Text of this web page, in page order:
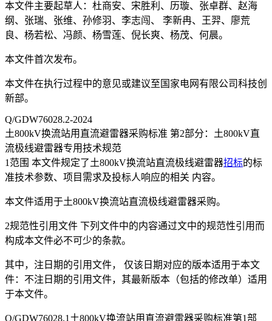
本文件主要起草人：杜商安、宋胜利、历璇、张卓群、赵海
纲、张瑞、张维、孙修羽、李志闯、 李新冉、王羿、廖荒
良、杨若松、冯颜、杨雪莲、倪长爽、杨茂、何晨。
本文件首次发布。
本文件在执行过程中的意见或建议至国家电网有限公司科技创
新部。
Q/GDW76028.2-2024
土800kV换流站用直流避雷器采购标准 第2部分：土800kV直
流极线避雷器专用技术规范
1范围 本文件规定了土800kV换流站直流极线避雷器招标的标
准技术参数、项目需求及投标人响应的相关 内容。
本文件适用于土800kV换流站直流极线避雷器采购。
2规范性引用文件 下列文件中的内容通过文中的规范性引用而
构成本文件必不可少的条款。
其中，注日期的引用文件， 仅该日期对应的版本适用于本文
件：不注日期的引用文件，其最新版本（包括的修改单）适用
于本文件。
Q/GDW76028.1土800kV换流站用直流避雷器采购标准第1部